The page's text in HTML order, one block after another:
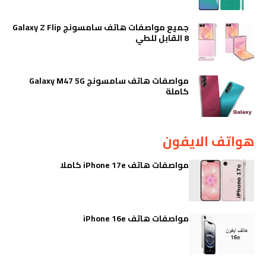
جميع مواصفات هاتف سامسونج Galaxy Z Flip
8 القابل للطي
مواصفات هاتف سامسونج Galaxy M47 5G
كاملة
هواتف الايفون
مواصفات هاتف iPhone 17e كاملا
مواصفات هاتف iPhone 16e